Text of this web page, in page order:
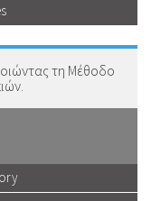
τη Μέθοδο